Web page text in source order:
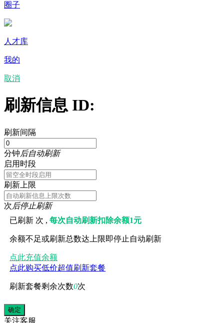
圈子
人才库
我的
取消
刷新信息 ID:
刷新间隔
分钟后自动刷新
启用时段
刷新上限
次后停止刷新
已刷新 次 ,每次自动刷新扣除余额1元
余额不足或刷新总数达上限即停止自动刷新
点此充值余额
点此购买低价超值刷新套餐
刷新套餐剩余次数0次
关注客服